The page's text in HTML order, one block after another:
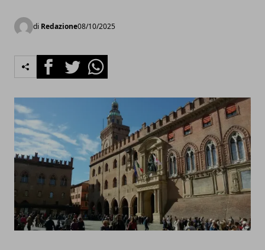
di Redazione08/10/2025
FacebookTwitterWhatsapp